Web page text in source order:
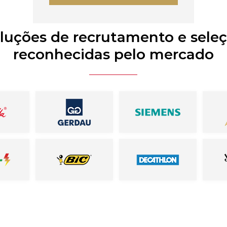
de recrutamento e
reconhecidas pelo mercado